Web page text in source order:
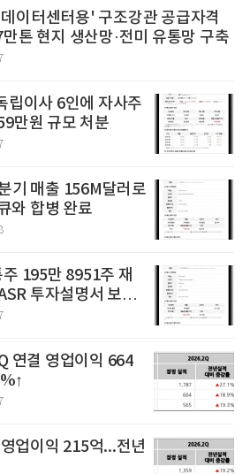
이터센터용' 구조강관 공급자격
톤 현지 생산망·전미 유통망 구축
립이사 6인에 자사주
만원 규모 처분
기 매출 156M달러로
와 합병 완료
195만 8951주 재
투자설명서 보충
연결 영업이익 664
업이익 215억...전년